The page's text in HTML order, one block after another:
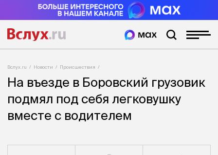
Вслух.ru Новости Происшествия
На въезде в Боровский грузовик
подмял под себя легковушку
вместе с водителем